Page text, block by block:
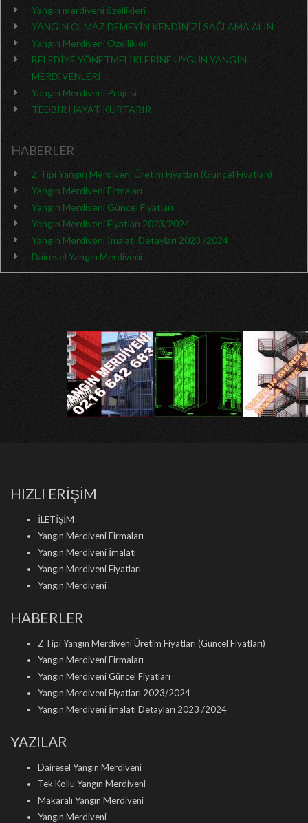
Yangın merdiveni özellikleri
YANGIN OLMAZ DEMEYİN KENDİNİZİ SAĞLAMA ALIN
Yangın Merdiveni Özellikleri
BELEDİYE YÖNETMELİKLERİNE UYGUN YANGIN
MERDİVENLERİ
Yangın Merdiveni Projesi
TEDBİR HAYAT KURTARIR
HABERLER
Z Tipi Yangın Merdiveni Üretim Fiyatları (Güncel Fiyatları)
Yangın Merdiveni Firmaları
Yangın Merdiveni Güncel Fiyatları
Yangın Merdiveni Fiyatları 2023/2024
Yangın Merdiveni İmalatı Detayları 2023 /2024
Dairesel Yangın Merdiveni
HIZLI ERİŞİM
İLETİŞİM
Yangın Merdiveni Firmaları
Yangın Merdiveni İmalatı
Yangın Merdiveni Fiyatları
Yangın Merdiveni
HABERLER
Z Tipi Yangın Merdiveni Üretim Fiyatları (Güncel Fiyatları)
Yangın Merdiveni Firmaları
Yangın Merdiveni Güncel Fiyatları
Yangın Merdiveni Fiyatları 2023/2024
Yangın Merdiveni İmalatı Detayları 2023 /2024
YAZILAR
Dairesel Yangın Merdiveni
Tek Kollu Yangın Merdiveni
Makaralı Yangın Merdiveni
Yangın Merdiveni